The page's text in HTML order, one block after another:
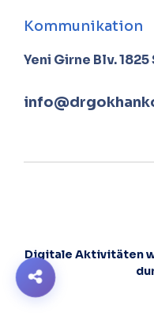
Kommunikation
Yeni Girne Blv.
Digitale Aktivitäten